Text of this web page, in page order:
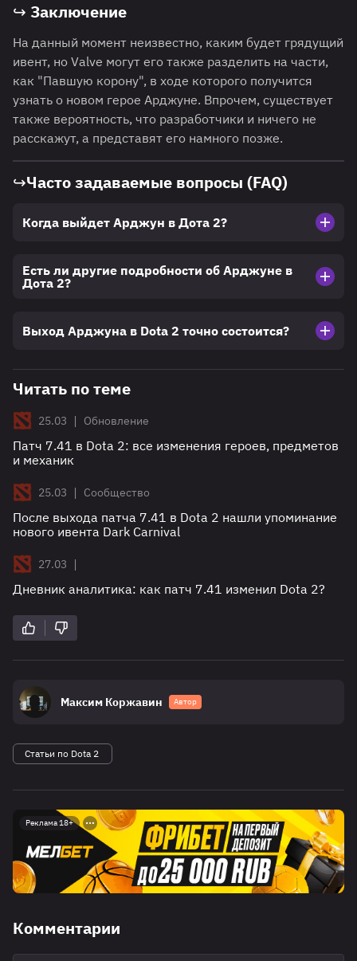
↪ Заключение
На данный момент неизвестно, каким будет грядущий
ивент, но Valve могут его также разделить на части,
как "Павшую корону", в ходе которого получится
узнать о новом герое Арджуне. Впрочем, существует
также вероятность, что разработчики и ничего не
расскажут, а представят его намного позже.
↪Часто задаваемые вопросы (FAQ)
Когда выйдет Арджун в Дота 2?
Есть ли другие подробности об Арджуне в
Дота 2?
Выход Арджуна в Dota 2 точно состоится?
Читать по теме
25.03 | Обновление
Патч 7.41 в Dota 2: все изменения героев, предметов
и механик
25.03 | Сообщество
После выхода патча 7.41 в Dota 2 нашли упоминание
нового ивента Dark Carnival
27.03
|
Дневник аналитика: как патч 7.41 изменил Dota 2?
Максим Коржавин Автор
Статьи по Dota 2
Реклама 18+
Комментарии